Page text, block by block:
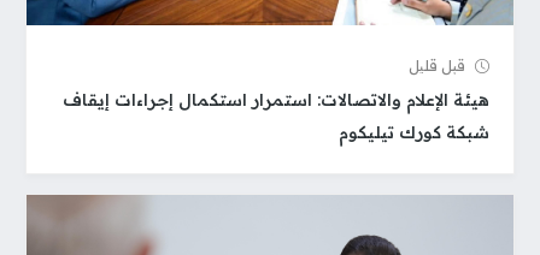
قبل قلیل
هيئة الإعلام والاتصالات: استمرار استكمال إجراءات إيقاف
شبكة كورك تيليكوم